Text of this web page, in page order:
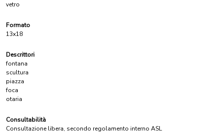
vetro
Formato
13x18
Descrittori
fontana
scultura
piazza
foca
otaria
Consultabilità
Consultazione libera, secondo regolamento interno ASL